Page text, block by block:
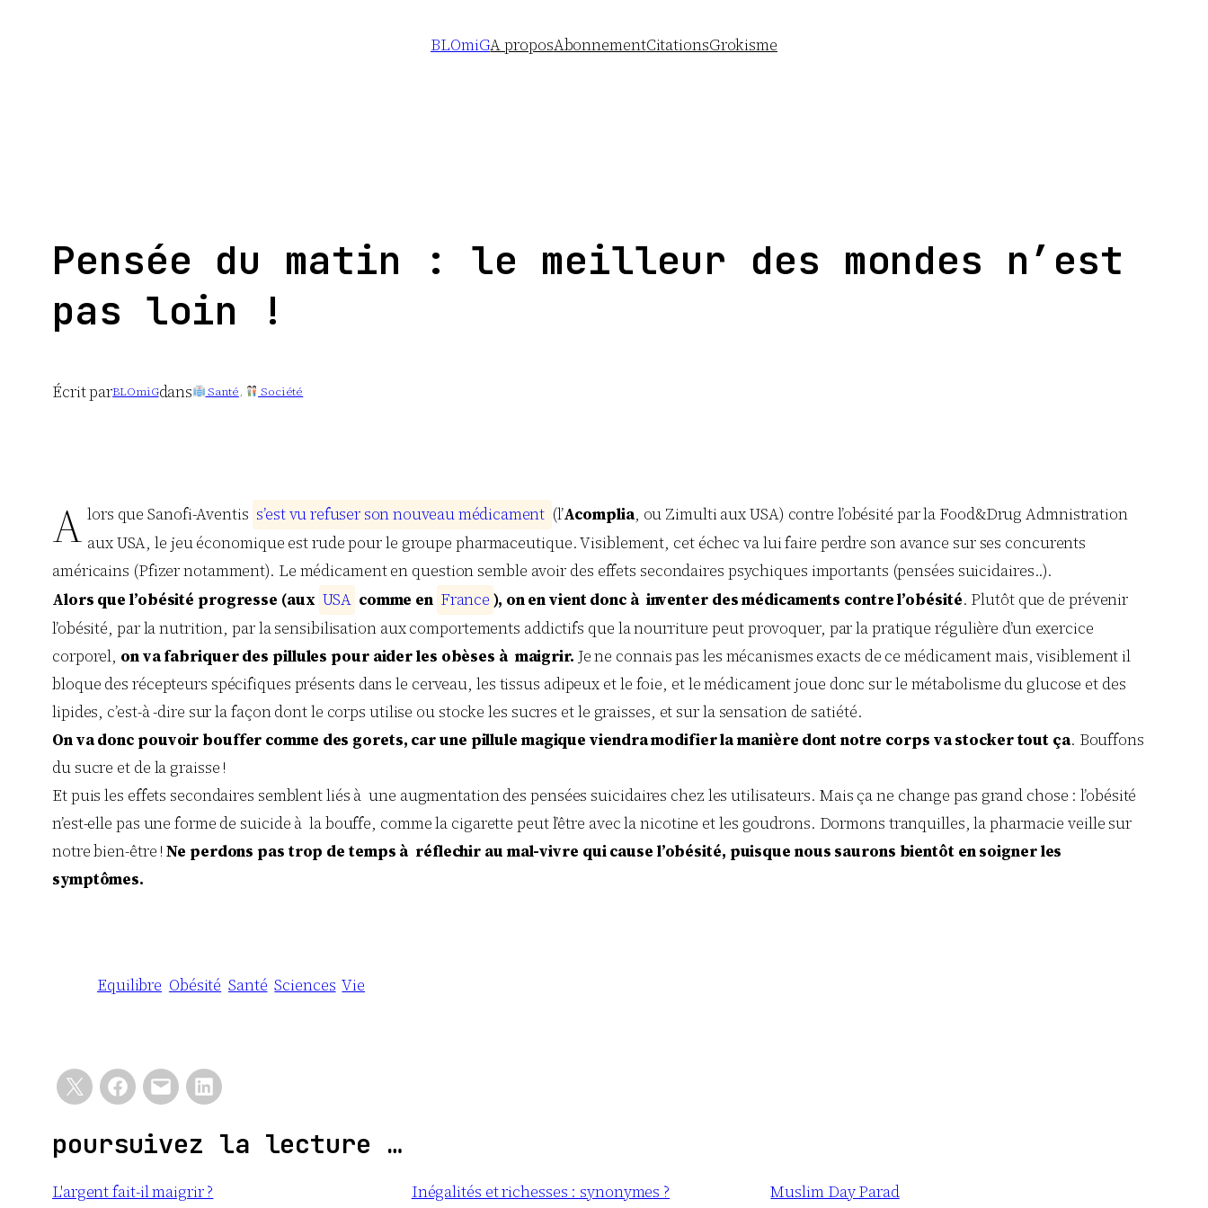
BLOmiGA proposAbonnementCitationsGrokisme
Pensée du matin : le meilleur des mondes n’est
pas loin !
Écrit parBLOmiGdans Santé, Société
A lors que Sanofi-Aventis s’estvurefuser sonnouveaumédicament (l’Acomplia, ou Zimulti aux USA) contre l’obésité par la Food&Drug Admnistration
aux USA, le jeu économique est rude pour le groupe pharmaceutique. Visiblement, cet échec va lui faire perdre son avance sur ses concurents
américains (Pfizer notamment). Le médicament en question semble avoir des effets secondaires psychiques importants (pensées suicidaires..).
Alors que l’obésité progresse (aux USA comme en France ), on en vient donc à inventer des médicaments contre l’obésité. Plutôt que de prévenir
l’obésité, par la nutrition, par la sensibilisation aux comportements addictifs que la nourriture peut provoquer, par la pratique régulière d’un exercice
corporel, on va fabriquer des pillules pour aider les obèses à maigrir. Je ne connais pas les mécanismes exacts de ce médicament mais, visiblement il
bloque des récepteurs spécifiques présents dans le cerveau, les tissus adipeux et le foie, et le médicament joue donc sur le métabolisme du glucose et des
lipides, c’est-à -dire sur la façon dont le corps utilise ou stocke les sucres et le graisses, et sur la sensation de satiété.
On va donc pouvoir bouffer comme des gorets, car une pillule magique viendra modifier la manière dont notre corps va stocker tout ça. Bouffons
du sucre et de la graisse !
Et puis les effets secondaires semblent liés à une augmentation des pensées suicidaires chez les utilisateurs. Mais ça ne change pas grand chose : l’obésité
n’est-elle pas une forme de suicide à la bouffe, comme la cigarette peut l’être avec la nicotine et les goudrons. Dormons tranquilles, la pharmacie veille sur
notre bien-être !Ne perdons pas trop de temps à réflechir au mal-vivre qui cause l’obésité, puisque nous saurons bientôt en soigner les
symptômes.
Equilibre Obésité Santé Sciences Vie
poursuivez la lecture …
L'argent fait-il maigrir ?
Inégalités et richesses : synonymes ?
Muslim Day Parad